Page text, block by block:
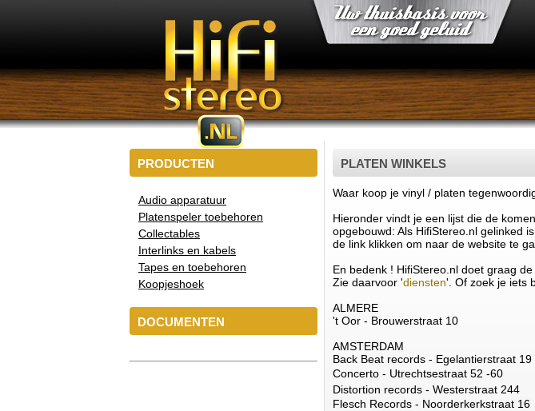
PRODUCTEN
Audio apparatuur
Platenspeler toebehoren
Collectables
Interlinks en kabels
Tapes en toebehoren
Koopjeshoek
DOCUMENTEN
PLATEN WINKELS
Waar koop je vinyl / platen
Hieronder vindt je een lijst die de
opgebouwd: Als HifiStereo.nl gelinked
de link klikken om naar de website te
En bedenk ! HifiStereo.nl doet graag
Zie daarvoor 'diensten'. Of zoek je iets
ALMERE
't Oor - Brouwerstraat 10
AMSTERDAM
Back Beat records - Egelantierstraat 19
Concerto - Utrechtsestraat 52 -60
Distortion records - Westerstraat 244
Flesch Records - Noorderkerkstraat 16